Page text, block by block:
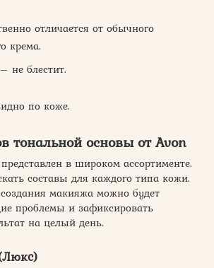
отличается от обычного
крема.
не блестит.
по коже.
тональной основы от Avon
в широком ассортименте.
составы для каждого типа кожи.
макияжа можно будет
проблемы и зафиксировать
на целый день.